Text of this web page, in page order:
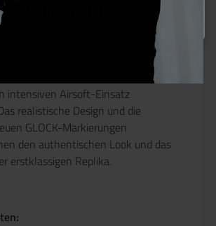
GLOCK Gen.5 Modelle
dieses Magazin eine
und eine zuverlässige Gas-
Dank der hochwertigen
ist es nicht nur robust, sondern
intensiven Airsoft-Einsatz
realistische Design und die
GLOCK-Markierungen
den authentischen Look und das
erstklassigen Replika.